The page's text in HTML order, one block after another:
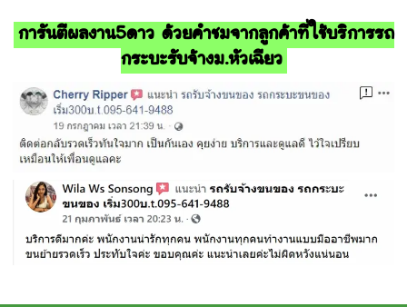
การันตีผลงาน5ดาว ด้วยคำชมจากลูกค้าที่ใช้บริการรถ
กระบะรับจ้างม.หัวเฉียว